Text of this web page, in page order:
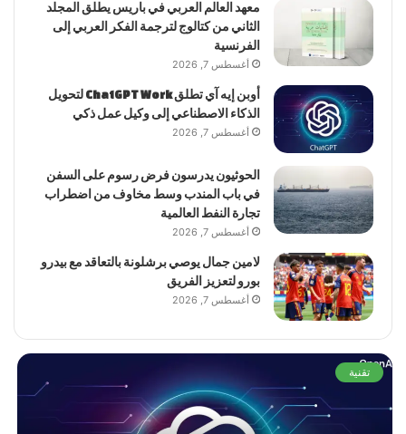
معهد العالم العربي في باريس يطلق المجلد
الثاني من كتالوج لترجمة الفكر العربي إلى
الفرنسية
أغسطس 7, 2026
أوبن إيه آي تطلق ChatGPT Work لتحويل
الذكاء الاصطناعي إلى وكيل عمل ذكي
أغسطس 7, 2026
الحوثيون يدرسون فرض رسوم على السفن
في باب المندب وسط مخاوف من اضطراب
تجارة النفط العالمية
أغسطس 7, 2026
لامين جمال يوصي برشلونة بالتعاقد مع بيدرو
بورو لتعزيز الفريق
أغسطس 7, 2026
رياضة